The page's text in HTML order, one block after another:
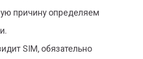
причину определяем
SIM, обязательно